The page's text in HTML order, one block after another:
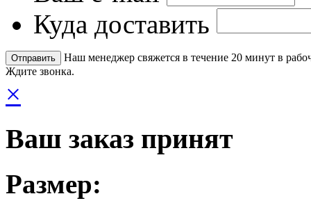
Куда доставить
Наш менеджер свяжется в течение 20 минут в
Ждите звонка.
×
Ваш заказ принят
Размер: